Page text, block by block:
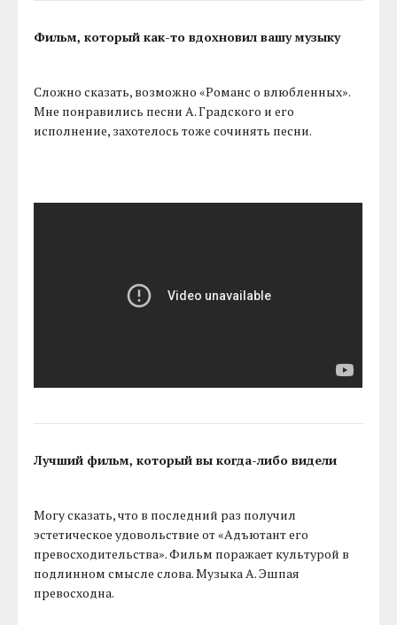
Фильм, который как-то вдохновил вашу музыку
Сложно сказать, возможно «Романс о влюбленных».
Мне понравились песни А. Градского и его
исполнение, захотелось тоже сочинять песни.
Лучший фильм, который вы когда-либо видели
Могу сказать, что в последний раз получил
эстетическое удовольствие от «Адъютант его
превосходительства». Фильм поражает культурой в
подлинном смысле слова. Музыка А. Эшпая
превосходна.